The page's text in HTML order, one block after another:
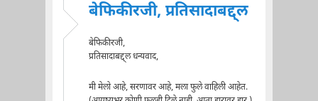
बेफिकीरजी, प्रतिसादाबद्द्ल
बेफिकीरजी,
प्रतिसादाबद्द्ल धन्यवाद,
मी मेलो आहे, सरणावर आहे, मला फुले वाहिली आहेत.